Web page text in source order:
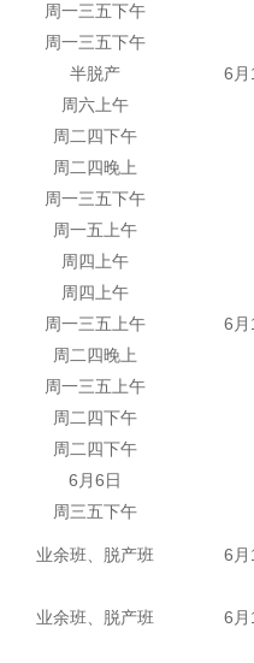
周一三五下午
周一三五下午
半脱产 6月
周六上午
周二四下午
周二四晚上
周一三五下午
周一五上午
周四上午
周四上午
周一三五上午 6月
周二四晚上
周一三五上午
周二四下午
周二四下午
6月6日
周三五下午
业余班、脱产班 6月
业余班、脱产班 6月